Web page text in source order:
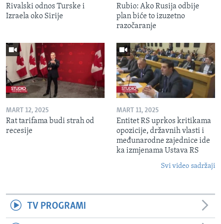
Rivalski odnos Turske i
Izraela oko Sirije
Rubio: Ako Rusija odbije
plan biće to izuzetno
razočaranje
MART 12, 2025
Rat tarifama budi strah od
recesije
MART 11, 2025
Entitet RS uprkos kritikama
opozicije, državnih vlasti i
međunarodne zajednice ide
ka izmjenama Ustava RS
Svi video sadržaji
TV PROGRAMI